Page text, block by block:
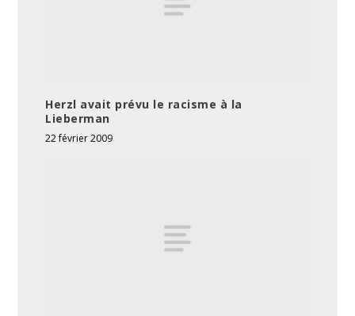
Herzl avait prévu le racisme à la
Lieberman
22 février 2009